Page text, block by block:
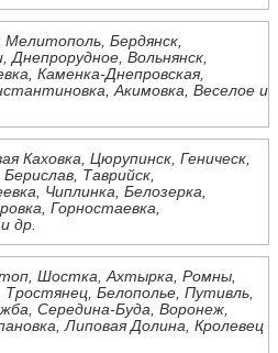
Мелитополь, Бердянск,
Днепрорудное, Вольнянск,
Каменка-Днепровская,
Акимовка, Веселое и
Каховка, Цюрупинск, Геническ,
Таврийск,
Чиплинка, Белозерка,
Горностаевка,
др.
Шостка, Ахтырка, Ромны,
Тростянец, Белополье, Путивль,
Середина-Буда, Воронеж,
Липовая Долина, Кролевец